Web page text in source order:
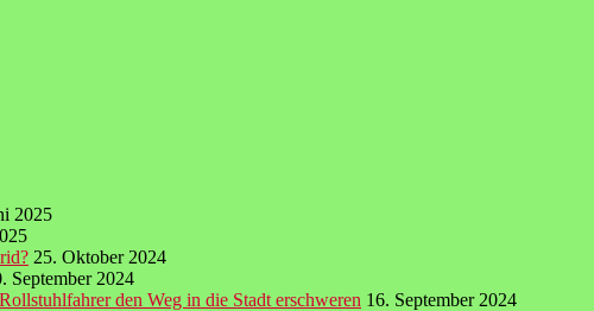
2025
25. Oktober 2024
September 2024
den Weg in die Stadt erschweren 16. September 2024